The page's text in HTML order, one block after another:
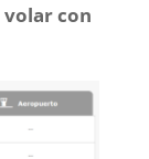
volar con